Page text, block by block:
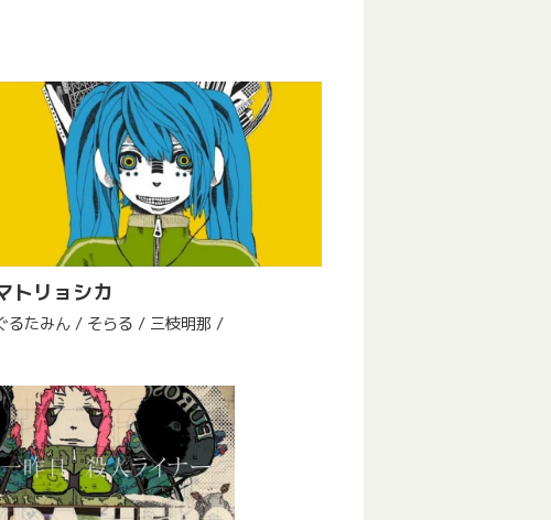
トリョシカ
るたみん / そらる / 三枝明那 /